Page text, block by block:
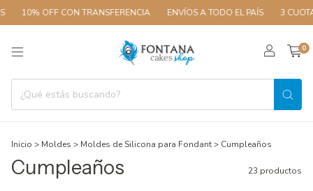
OFF CON TRANSFERENCIA ENVÍOS A TODO EL PAÍS 3 CUOTAS
0
Inicio > Moldes > Moldes de Silicona para Fondant> Cumpleaños
Cumpleaños 23 productos